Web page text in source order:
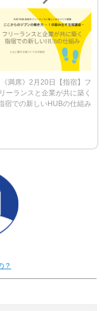
《満席》2月20日【指宿】フ
リーランスと企業が共に築く
宿での新しいHUBの仕組み
？